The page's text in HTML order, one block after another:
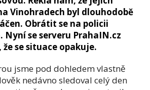
Vinohradech byl dlouhodobě
Obrátit se na policii
Nyní se serveru PrahaIN.cz
se situace opakuje.
jsme pod dohledem vlastně
nedávno sledoval celý den